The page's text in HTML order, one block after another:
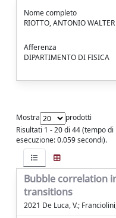
Nome completo
RIOTTO, ANTONIO WALTER
Afferenza
DIPARTIMENTO DI FISICA
Mostra
prodotti
Risultati 1 - 20 di 44 (tempo di
esecuzione: 0.059 secondi).
Bubble correlation
transitions
2021 De Luca, V.;